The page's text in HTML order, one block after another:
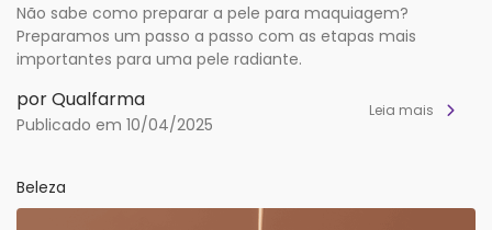
Não sabe como preparar a pele para maquiagem?
Preparamos um passo a passo com as etapas mais
importantes para uma pele radiante.
por Qualfarma
Publicado em 10/04/2025
Leia mais
Beleza